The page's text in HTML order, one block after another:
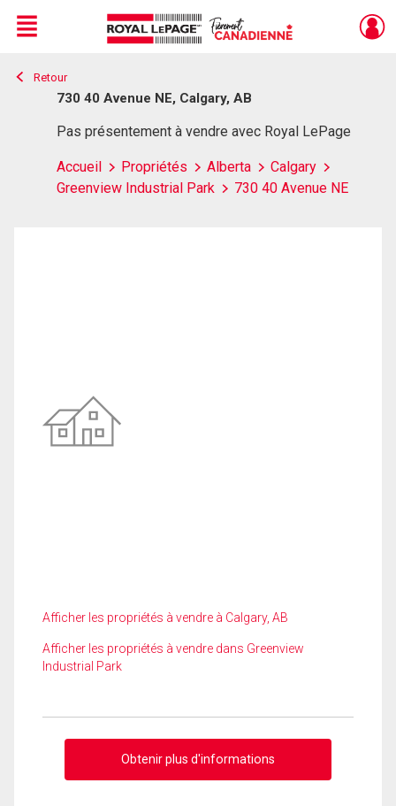
Live
En Direct
Menu
Retour
730 40 Avenue NE, Calgary, AB
Pas présentement à vendre avec Royal LePage
Accueil Propriétés Alberta
Calgary
Greenview Industrial Park
730 40 Avenue NE
Afficher les propriétés à vendre à Calgary, AB
Afficher les propriétés à vendre dans Greenview
Industrial Park
Obtenir plus d'informations